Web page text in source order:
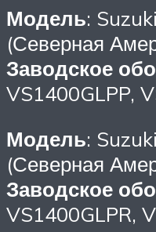
Модель:
(Северная
Заводское
VS1400GLPP,
Модель:
(Северная
Заводское
VS1400GLPR,